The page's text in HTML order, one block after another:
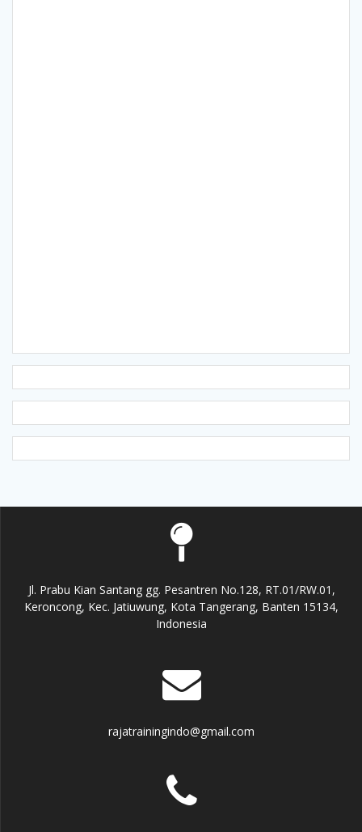
Jl. Prabu Kian Santang gg. Pesantren No.128, RT.01/RW.01,
Keroncong, Kec. Jatiuwung, Kota Tangerang, Banten 15134,
Indonesia
rajatrainingindo@gmail.com